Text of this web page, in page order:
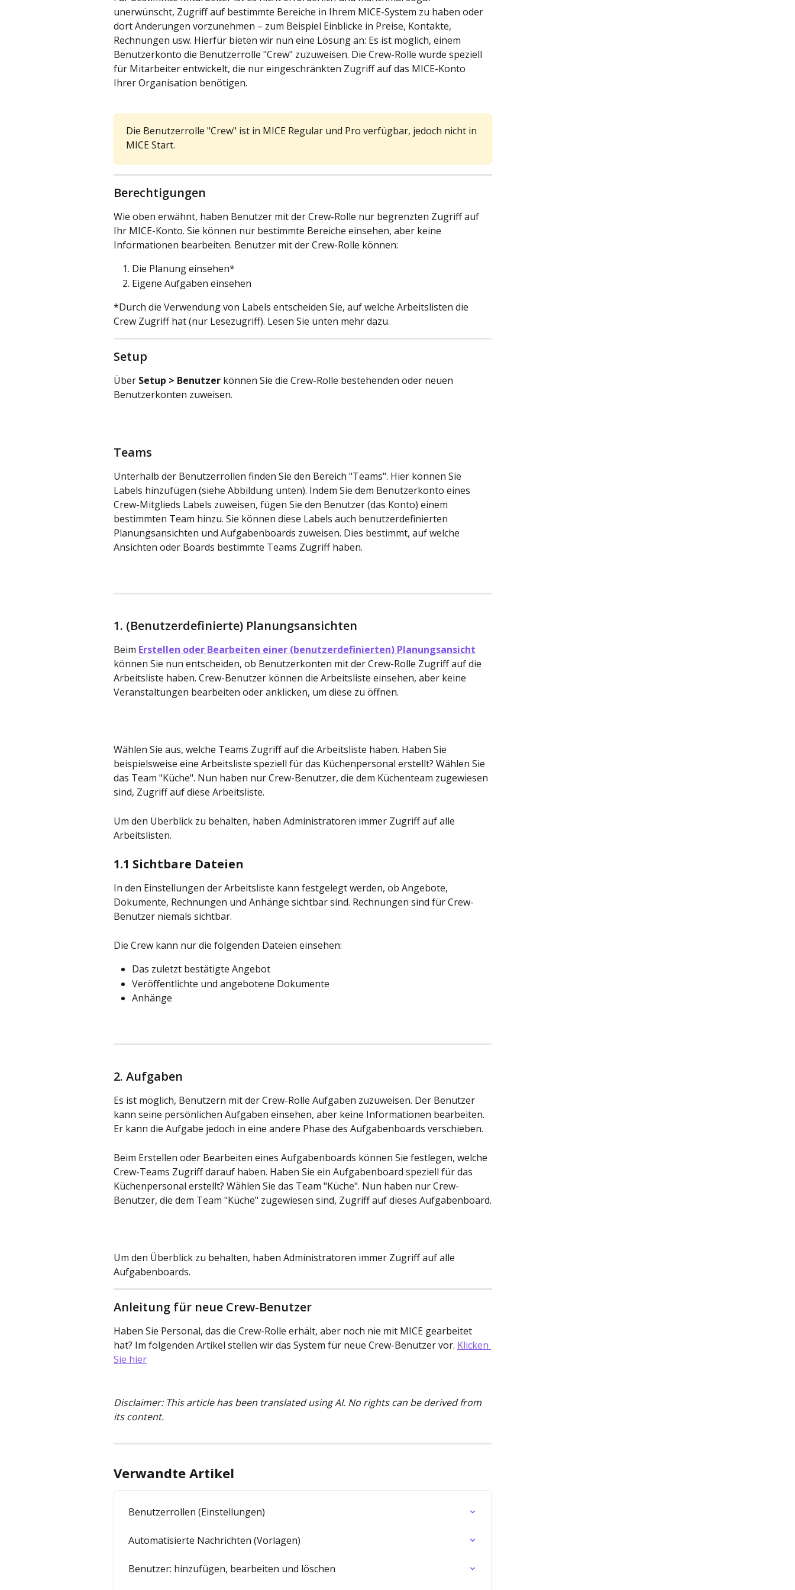
unerwünscht, Zugriff auf bestimmte Bereiche in Ihrem MICE-System zu haben oder
dort Änderungen vorzunehmen – zum Beispiel Einblicke in Preise, Kontakte,
Rechnungen usw. Hierfür bieten wir nun eine Lösung an: Es ist möglich, einem
Benutzerkonto die Benutzerrolle "Crew" zuzuweisen. Die Crew-Rolle wurde speziell
für Mitarbeiter entwickelt, die nur eingeschränkten Zugriff auf das MICE-Konto
Ihrer Organisation benötigen.
Die Benutzerrolle "Crew" ist in MICE Regular und Pro verfügbar, jedoch nicht in
MICE Start.
Berechtigungen
Wie oben erwähnt, haben Benutzer mit der Crew-Rolle nur begrenzten Zugriff auf
Ihr MICE-Konto. Sie können nur bestimmte Bereiche einsehen, aber keine
Informationen bearbeiten. Benutzer mit der Crew-Rolle können:
Die Planung einsehen*
Eigene Aufgaben einsehen
*Durch die Verwendung von Labels entscheiden Sie, auf welche Arbeitslisten die
Crew Zugriff hat (nur Lesezugriff). Lesen Sie unten mehr dazu.
Setup
Über Setup > Benutzer können Sie die Crew-Rolle bestehenden oder neuen
Benutzerkonten zuweisen.
Teams
Unterhalb der Benutzerrollen finden Sie den Bereich "Teams". Hier können Sie
Labels hinzufügen (siehe Abbildung unten). Indem Sie dem Benutzerkonto eines
Crew-Mitglieds Labels zuweisen, fügen Sie den Benutzer (das Konto) einem
bestimmten Team hinzu. Sie können diese Labels auch benutzerdefinierten
Planungsansichten und Aufgabenboards zuweisen. Dies bestimmt, auf welche
Ansichten oder Boards bestimmte Teams Zugriff haben.
1. (Benutzerdefinierte) Planungsansichten
Beim Erstellen oder Bearbeiten einer (benutzerdefinierten) Planungsansicht
können Sie nun entscheiden, ob Benutzerkonten mit der Crew-Rolle Zugriff auf die
Arbeitsliste haben. Crew-Benutzer können die Arbeitsliste einsehen, aber keine
Veranstaltungen bearbeiten oder anklicken, um diese zu öffnen.
Wählen Sie aus, welche Teams Zugriff auf die Arbeitsliste haben. Haben Sie
beispielsweise eine Arbeitsliste speziell für das Küchenpersonal erstellt? Wählen Sie
das Team "Küche". Nun haben nur Crew-Benutzer, die dem Küchenteam zugewiesen
sind, Zugriff auf diese Arbeitsliste.
Um den Überblick zu behalten, haben Administratoren immer Zugriff auf alle
Arbeitslisten.
1.1 Sichtbare Dateien
In den Einstellungen der Arbeitsliste kann festgelegt werden, ob Angebote,
Dokumente, Rechnungen und Anhänge sichtbar sind. Rechnungen sind für Crew-
Benutzer niemals sichtbar.
Die Crew kann nur die folgenden Dateien einsehen:
Das zuletzt bestätigte Angebot
Veröffentlichte und angebotene Dokumente
Anhänge
2. Aufgaben
Es ist möglich, Benutzern mit der Crew-Rolle Aufgaben zuzuweisen. Der Benutzer
kann seine persönlichen Aufgaben einsehen, aber keine Informationen bearbeiten.
Er kann die Aufgabe jedoch in eine andere Phase des Aufgabenboards verschieben.
Beim Erstellen oder Bearbeiten eines Aufgabenboards können Sie festlegen, welche
Crew-Teams Zugriff darauf haben. Haben Sie ein Aufgabenboard speziell für das
Küchenpersonal erstellt? Wählen Sie das Team "Küche". Nun haben nur Crew-
Benutzer, die dem Team "Küche" zugewiesen sind, Zugriff auf dieses Aufgabenboard.
Um den Überblick zu behalten, haben Administratoren immer Zugriff auf alle
Aufgabenboards.
Anleitung für neue Crew-Benutzer
Haben Sie Personal, das die Crew-Rolle erhält, aber noch nie mit MICE gearbeitet
hat? Im folgenden Artikel stellen wir das System für neue Crew-Benutzer vor. Klicken
Sie hier
Disclaimer: This article has been translated using AI. No rights can be derived from
its content.
Verwandte Artikel
Benutzerrollen (Einstellungen)
Automatisierte Nachrichten (Vorlagen)
Benutzer: hinzufügen, bearbeiten und löschen